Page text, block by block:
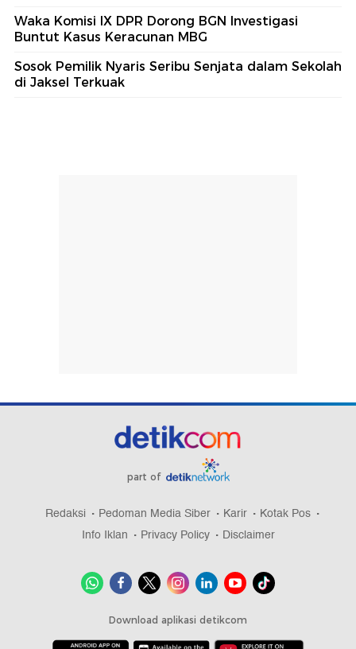
Waka Komisi IX DPR Dorong BGN Investigasi
Buntut Kasus Keracunan MBG
Sosok Pemilik Nyaris Seribu Senjata dalam Sekolah
di Jaksel Terkuak
part of
Redaksi Pedoman Media Siber Karir
Kotak Pos
Info Iklan
Privacy Policy Disclaimer
Download aplikasi detikcom